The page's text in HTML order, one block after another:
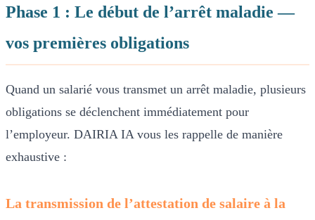
Phase 1 : Le début de l’arrêt maladie —
vos premières obligations
Quand un salarié vous transmet un arrêt maladie, plusieurs
obligations se déclenchent immédiatement pour
l’employeur. DAIRIA IA vous les rappelle de manière
exhaustive :
La transmission de l’attestation de salaire à la